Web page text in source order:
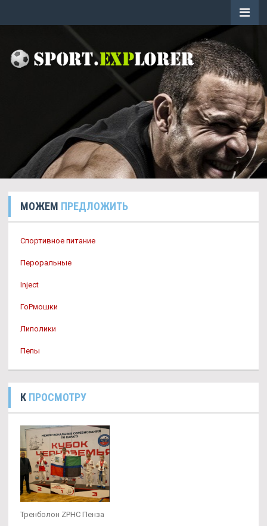
МОЖЕМ ПРЕДЛОЖИТЬ
Спортивное питание
Пероральные
Inject
ГоРмошки
Липолики
Пепы
К ПРОСМОТРУ
Тренболон ZPHC Пенза